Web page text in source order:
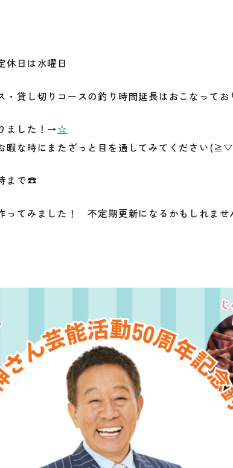
休日は水曜日
貸し切りコースの釣り時間延長はおこなってお
ました！→☆
暇な時にまたざっと目を通してみてください
まで☎
ってみました！ 不定期更新になるかもしれませ